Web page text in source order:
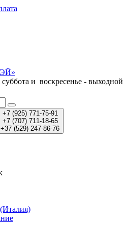
суббота и воскресенье - выходной
+7 (925) 771-75-91
+7 (707) 711-18-65
+37 (529) 247-86-76